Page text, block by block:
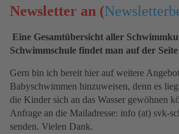
Newsletter an (
Eine Gesamtübersicht aller
Schwimmschule findet man auf der
Gern bin ich bereit hier auf weitere
Babyschwimmen hinzuweisen, denn es
die Kinder sich an das Wasser gewöhnen
Anfrage an die Mailadresse: info (at) svk-
senden. Vielen Dank.